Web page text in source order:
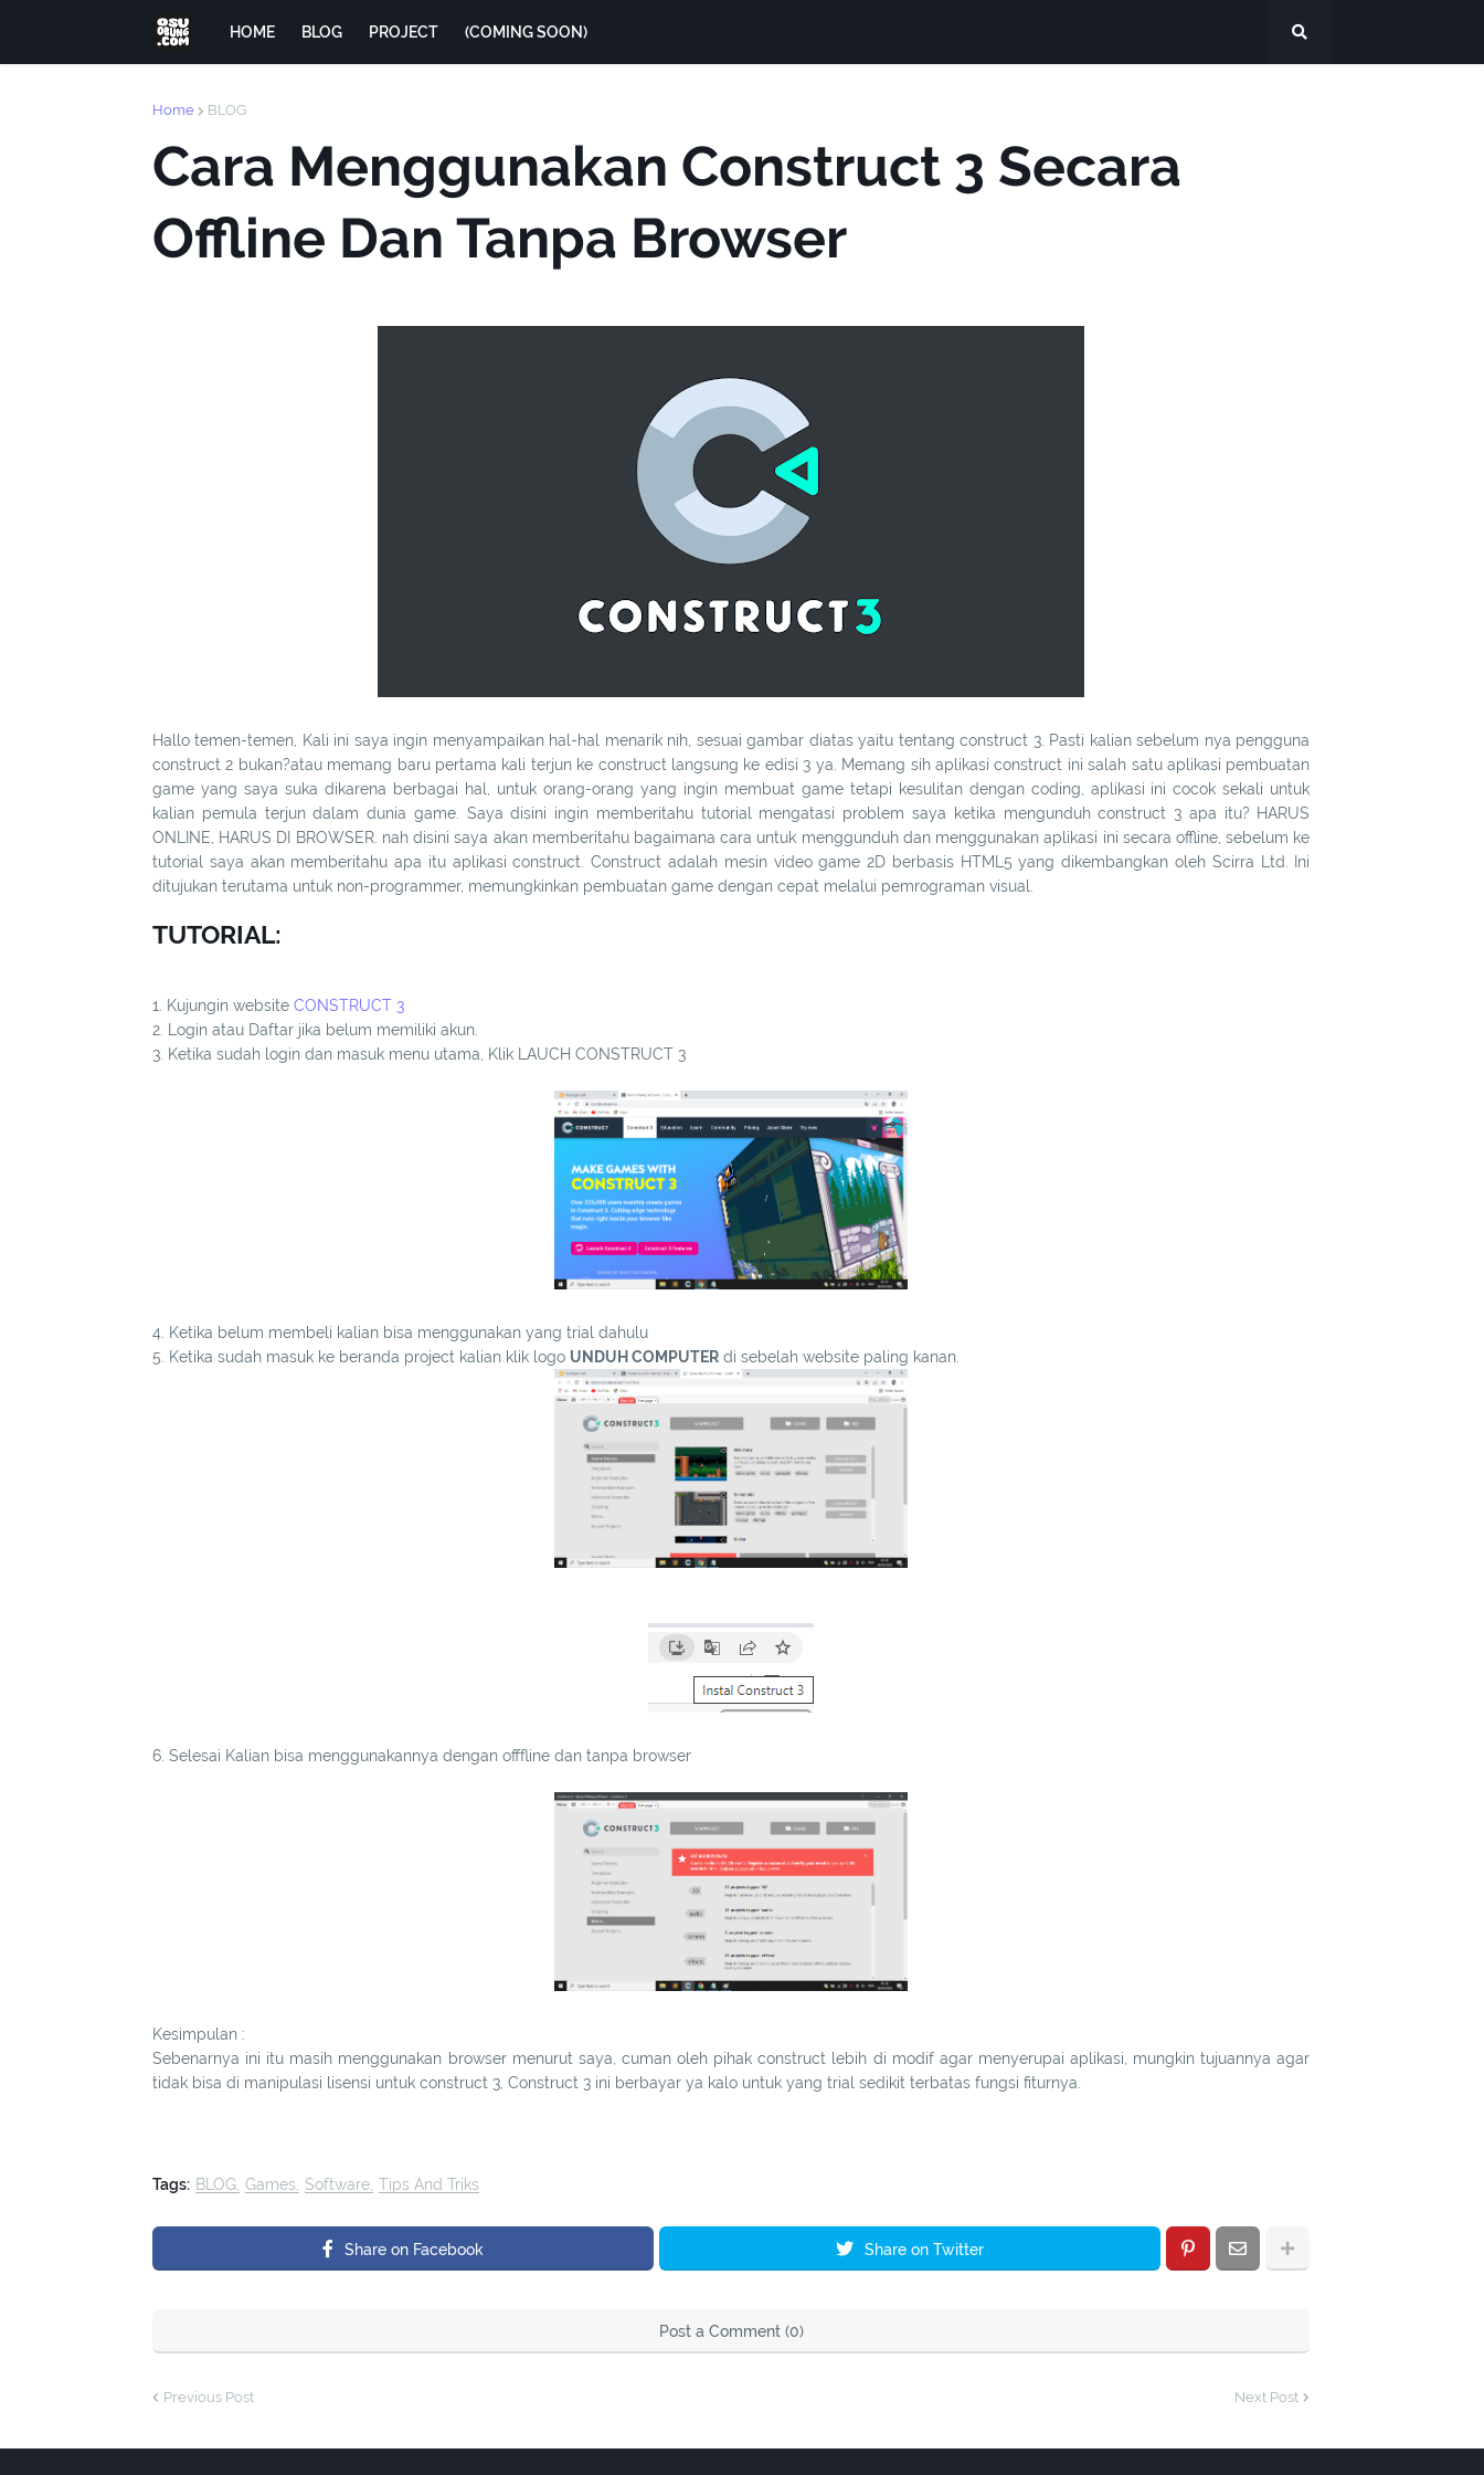
HOME BLOG PROJECT (COMING SOON)
Home BLOG
Cara Menggunakan Construct 3 Secara
Offline Dan Tanpa Browser
Hallo temen-temen, Kali ini saya ingin menyampaikan hal-hal menarik nih, sesuai gambar diatas yaitu tentang construct 3. Pasti kalian sebelum nya pengguna
construct 2 bukan?atau memang baru pertama kali terjun ke construct langsung ke edisi 3 ya. Memang sih aplikasi construct ini salah satu aplikasi pembuatan
game yang saya suka dikarena berbagai hal, untuk orang-orang yang ingin membuat game tetapi kesulitan dengan coding, aplikasi ini cocok sekali untuk
kalian pemula terjun dalam dunia game. Saya disini ingin memberitahu tutorial mengatasi problem saya ketika mengunduh construct 3 apa itu? HARUS
ONLINE, HARUS DI BROWSER. nah disini saya akan memberitahu bagaimana cara untuk menggunduh dan menggunakan aplikasi ini secara offline, sebelum ke
tutorial saya akan memberitahu apa itu aplikasi construct. Construct adalah mesin video game 2D berbasis HTML5 yang dikembangkan oleh Scirra Ltd. Ini
ditujukan terutama untuk non-programmer, memungkinkan pembuatan game dengan cepat melalui pemrograman visual.
TUTORIAL:
1. Kujungin website CONSTRUCT 3
2. Login atau Daftar jika belum memiliki akun.
3. Ketika sudah login dan masuk menu utama, Klik LAUCH CONSTRUCT 3
4. Ketika belum membeli kalian bisa menggunakan yang trial dahulu
5. Ketika sudah masuk ke beranda project kalian klik logo UNDUH COMPUTER di sebelah website paling kanan.
6. Selesai Kalian bisa menggunakannya dengan offfline dan tanpa browser
Kesimpulan :
Sebenarnya ini itu masih menggunakan browser menurut saya, cuman oleh pihak construct lebih di modif agar menyerupai aplikasi, mungkin tujuannya agar
tidak bisa di manipulasi lisensi untuk construct 3, Construct 3 ini berbayar ya kalo untuk yang trial sedikit terbatas fungsi fiturnya.
Tags: BLOG Games Software Tips And Triks
Share on Facebook Share on Twitter
Post a Comment (0)
Previous Post Next Post